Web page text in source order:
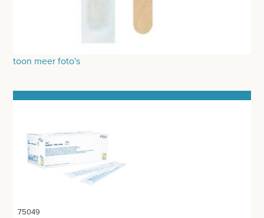
BATTERIJEN - LAMPEN
VETERINAIR MATERIAAL
toon meer foto's
75049